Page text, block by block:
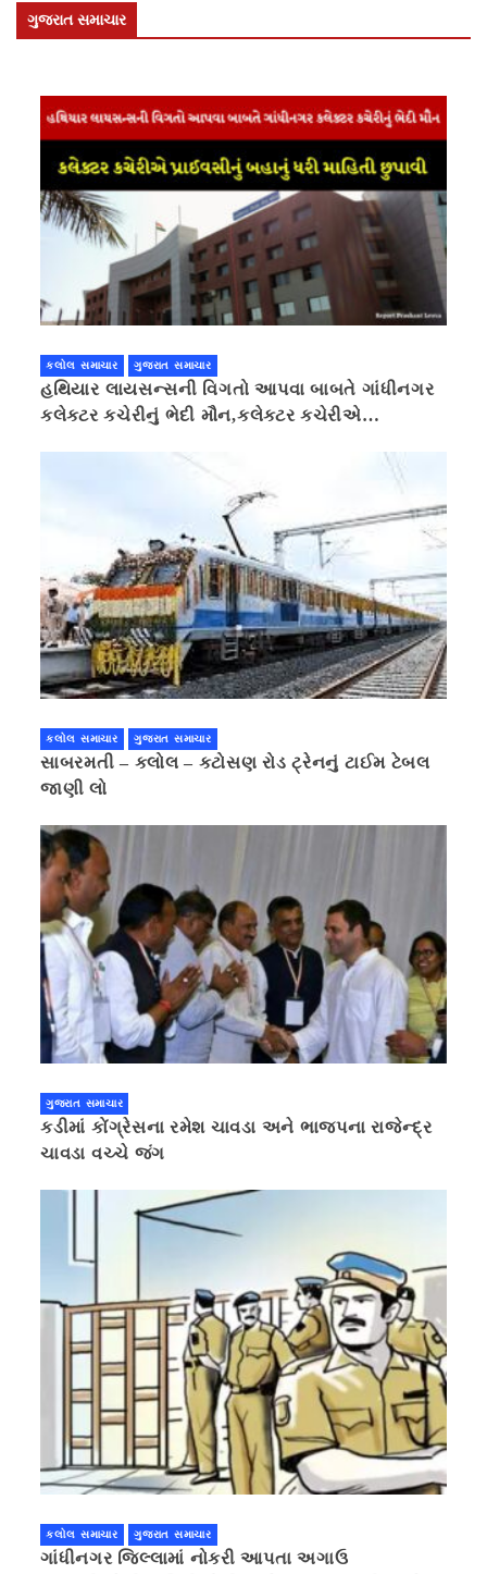
ગુજરાત સમાચાર
કલોલ સમાચાર ગુજરાત સમાચાર
હથિયાર લાયસન્સની વિગતો આપવા બાબતે ગાંધીનગર
કલેક્ટર કચેરીનું ભેદી મૌન,કલેક્ટર કચેરીએ
કલોલ સમાચાર ગુજરાત સમાચાર
સાબરમતી – કલોલ – કટોસણ રોડ ટ્રેનનું ટાઈમ ટેબલ
જાણી લો
ગુજરાત સમાચાર
કડીમાં કોંગ્રેસના રમેશ ચાવડા અને ભાજપના રાજેન્દ્ર
ચાવડા વચ્ચે જંગ
કલોલ સમાચાર ગુજરાત સમાચાર
ગાંધીનગર જિલ્લામાં નોકરી આપતા અગાઉ